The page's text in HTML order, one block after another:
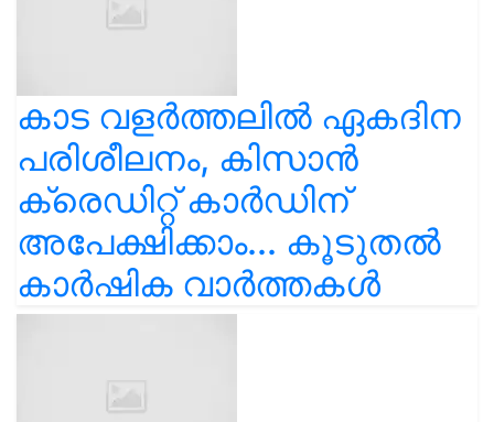
കാട വളര്‍ത്തലിൽ ഏകദിന
പരിശീലനം, കിസാൻ
ക്രെഡിറ്റ് കാർഡിന്
അപേക്ഷിക്കാം... കൂടുതൽ
കാർഷിക വാർത്തകൾ